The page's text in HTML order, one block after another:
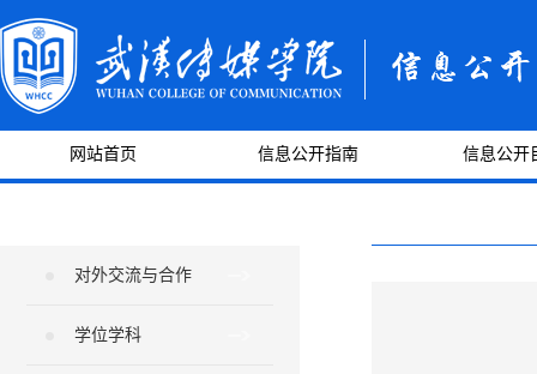
网站首页 信息公开指南 信息公开
对外交流与合作
学位学科